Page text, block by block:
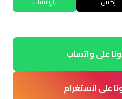
على واتساب
على انستغرام